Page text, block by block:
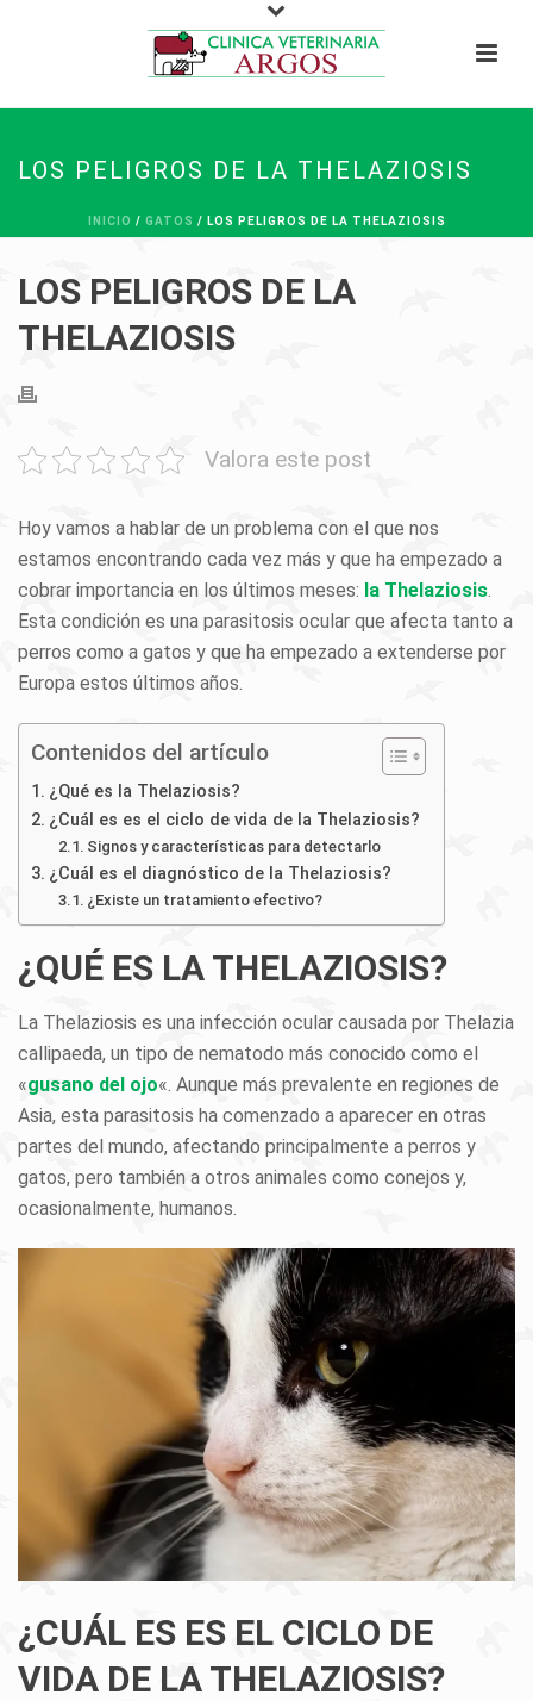
LOS PELIGROS DE LA THELAZIOSIS
INICIO / GATOS / LOS PELIGROS DE LA THELAZIOSIS
LOS PELIGROS DE LA
THELAZIOSIS
Valora este post
Hoy vamos a hablar de un problema con el que nos
estamos encontrando cada vez más y que ha empezado a
cobrar importancia en los últimos meses: la Thelaziosis.
Esta condición es una parasitosis ocular que afecta tanto a
perros como a gatos y que ha empezado a extenderse por
Europa estos últimos años.
Contenidos del artículo
¿Qué es la Thelaziosis?
¿Cuál es es el ciclo de vida de la Thelaziosis?
Signos y características para detectarlo
¿Cuál es el diagnóstico de la Thelaziosis?
¿Existe un tratamiento efectivo?
¿QUÉ ES LA THELAZIOSIS?
La Thelaziosis es una infección ocular causada por Thelazia
callipaeda, un tipo de nematodo más conocido como el
«gusano del ojo«. Aunque más prevalente en regiones de
Asia, esta parasitosis ha comenzado a aparecer en otras
partes del mundo, afectando principalmente a perros y
gatos, pero también a otros animales como conejos y,
ocasionalmente, humanos.
¿CUÁL ES ES EL CICLO DE
VIDA DE LA THELAZIOSIS?